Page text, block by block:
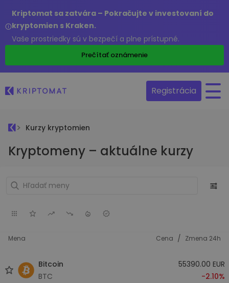
Kriptomat sa zatvára – Pokračujte v investovaní do
kryptomien s Kraken.
Vaše prostriedky sú v bezpečí a plne prístupné.
Prečítať oznámenie
Registrácia
Kurzy kryptomien
Kryptomeny – aktuálne kurzy
Mena Cena / Zmena 24h
Bitcoin
BTC
55390.00 EUR
-2.10%